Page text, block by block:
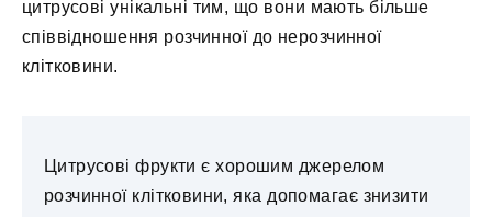
цитрусові унікальні тим, що вони мають більше
співвідношення розчинної до нерозчинної
клітковини.
Цитрусові фрукти є хорошим джерелом
розчинної клітковини, яка допомагає знизити